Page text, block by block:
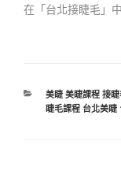
在「台北接睫毛」中
美睫 美睫課程 接
睫毛課程 台北美睫